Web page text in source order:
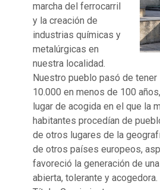
marcha del ferrocarril
y la creación de
industrias químicas y
metalúrgicas en
nuestra localidad.
Nuestro pueblo pasó de
10.000 en menos de 100
lugar de acogida en el que la
habitantes procedían de
de otros lugares de la
de otros países europeos,
favoreció la generación de
abierta, tolerante y acogedora.